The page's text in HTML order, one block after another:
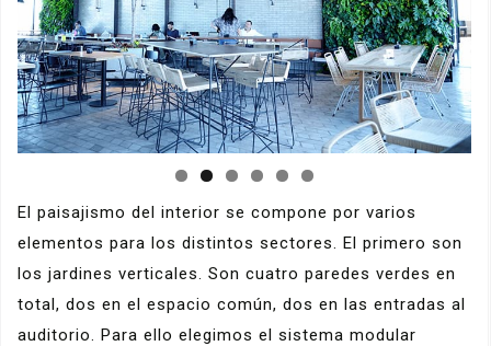
El paisajismo del interior se compone por varios
elementos para los distintos sectores. El primero son
los jardines verticales. Son cuatro paredes verdes en
total, dos en el espacio común, dos en las entradas al
auditorio. Para ello elegimos el sistema modular